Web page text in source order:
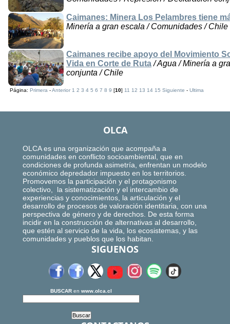
Caimanes: Minera Los Pelambres tiene
Minería a gran escala / Comunidades / Chile
Caimanes recibe apoyo del Movimiento
Vida en Corte de Ruta/ Agua / Minería a
conjunta / Chile
Página:Primera -Anterior 1 2 3 4 5 6 7 8 9 [10]11 12 13 14 15 Siguiente -Ultima
OLCA
OLCA es una organización que acompaña a
comunidades en conflicto socioambiental, que en
condiciones de profunda asimetría, enfrentan un modelo
económico depredador impuesto en los territorios.
Promovemos la participación y el protagonismo
colectivo, la sistematización y el intercambio de
experiencias y conocimientos, la articulación y el
desarrollo de procesos de valoración identitaria, con una
perspectiva de género y de derechos. De esta forma
incidir en la construcción de alternativas al desarrollo,
que estén al servicio de la vida, los ecosistemas, y las
comunidades y pueblos que los habitan.
SIGUENOS
BUSCAR en www.olca.cl